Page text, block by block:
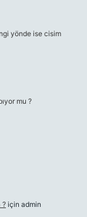
yönde ise cisim
mu ?
? için admin